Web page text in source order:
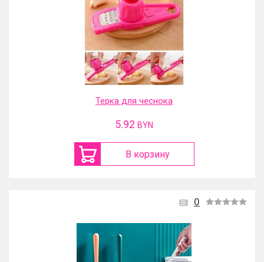
Терка для чеснока
5.92 BYN
В корзину
0